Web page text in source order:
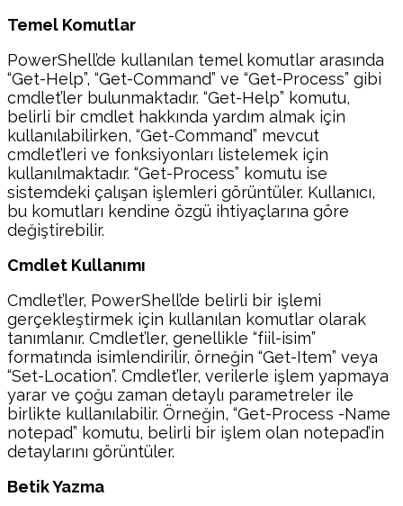
Temel Komutlar
PowerShell’de kullanılan temel komutlar arasında
“Get-Help”, “Get-Command” ve “Get-Process” gibi
cmdlet’ler bulunmaktadır. “Get-Help” komutu,
belirli bir cmdlet hakkında yardım almak için
kullanılabilirken, “Get-Command” mevcut
cmdlet’leri ve fonksiyonları listelemek için
kullanılmaktadır. “Get-Process” komutu ise
sistemdeki çalışan işlemleri görüntüler. Kullanıcı,
bu komutları kendine özgü ihtiyaçlarına göre
değiştirebilir.
Cmdlet Kullanımı
Cmdlet’ler, PowerShell’de belirli bir işlemi
gerçekleştirmek için kullanılan komutlar olarak
tanımlanır. Cmdlet’ler, genellikle “fiil-isim”
formatında isimlendirilir, örneğin “Get-Item” veya
“Set-Location”. Cmdlet’ler, verilerle işlem yapmaya
yarar ve çoğu zaman detaylı parametreler ile
birlikte kullanılabilir. Örneğin, “Get-Process -Name
notepad” komutu, belirli bir işlem olan notepad’in
detaylarını görüntüler.
Betik Yazma